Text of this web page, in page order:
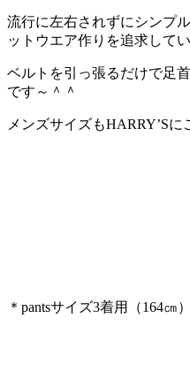
流行に左右されずにシンプ
ットウエア作りを追求してい
ベルトを引っ張るだけで足
です～＾＾
メンズサイズもHARRY’Sに
＊pantsサイズ3着用（164㎝）